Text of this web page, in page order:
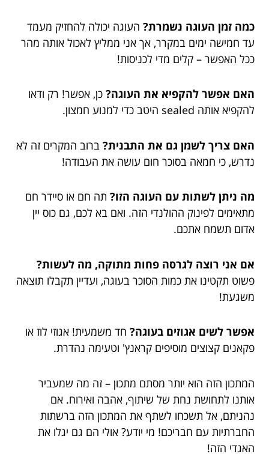
כמה זמן העוגה נשמרת? העוגה יכולה להחזיק מעמד
עד חמישה ימים במקרר, אך אני ממליץ לאכול אותה מהר
ככל האפשר – קלים מדי לכניסות!
האם אפשר להקפיא את העוגה? כן, אפשר! רק ודאו
להקפיא אותה sealed היטב כדי למנוע חמצון.
האם צריך לשמן גם את התבנית? ברוב המקרים זה לא
נדרש, כי חמאה בסוכר חום עושה את העבודה!
מה ניתן לשתות עם העוגה הזו? תה חם או סיידר חם
מתאימים לפינוק ההולנדי הזה. ואם בא לכם, גם כוס יין
אדום תשמח אתכם.
אם אני רוצה לגרסה פחות מתוקה, מה לעשות?
פשוט תקטינו את כמות הסוכר בעוגה, ועדיין תקבלו תוצאה
משגעת!
אפשר לשים אגוזים בעוגה? חד משמעית! אגוזי לוז או
פקאנים קצוצים מוסיפים קראנץ' וטעימה נהדרת.
המתכון הזה הוא יותר מסתם מתכון – זה מה שמעביר
אותנו לתחושת נחת של שיתוף, אהבה ואירוח. אם
נהניתם, אל תשכחו לשתף את המתכון הזה ברשתות
החברתיות עם חבריכם! מי יודע? אולי הם גם יגלו את
האגדי הזה!